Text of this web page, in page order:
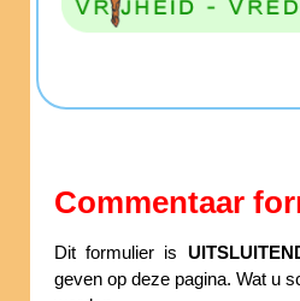
Commentaar
Dit formulier is
geven op deze pagina. Wat u